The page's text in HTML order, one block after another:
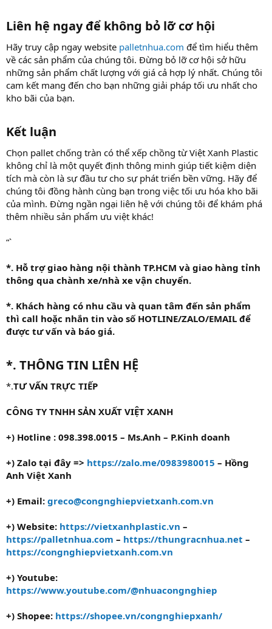
Liên hệ ngay để không bỏ lỡ cơ hội​
Hãy truy cập ngay website palletnhua.com để tìm hiểu thêm
về các sản phẩm của chúng tôi. Đừng bỏ lỡ cơ hội sở hữu
những sản phẩm chất lượng với giá cả hợp lý nhất. Chúng tôi
cam kết mang đến cho bạn những giải pháp tối ưu nhất cho
kho bãi của bạn.
Kết luận​
Chọn pallet chống tràn có thể xếp chồng từ Việt Xanh Plastic
không chỉ là một quyết định thông minh giúp tiết kiệm diện
tích mà còn là sự đầu tư cho sự phát triển bền vững. Hãy để
chúng tôi đồng hành cùng bạn trong việc tối ưu hóa kho bãi
của mình. Đừng ngần ngại liên hệ với chúng tôi để khám phá
thêm nhiều sản phẩm ưu việt khác!
“`
*. Hỗ trợ giao hàng nội thành TP.HCM và giao hàng tỉnh
thông qua chành xe/nhà xe vận chuyển.
*. Khách hàng có nhu cầu và quan tâm đến sản phẩm
thì call hoặc nhắn tin vào số HOTLINE/ZALO/EMAIL để
được tư vấn và báo giá.
*. THÔNG TIN LIÊN HỆ
*.TƯ VẤN TRỰC TIẾP
CÔNG TY TNHH SẢN XUẤT VIỆT XANH
+) Hotline : 098.398.0015 – Ms.Anh – P.Kinh doanh
+) Zalo tại đây => https://zalo.me/0983980015 – Hồng
Anh Việt Xanh
+) Email: greco@congnghiepvietxanh.com.vn
+) Website: https://vietxanhplastic.vn –
https://palletnhua.com – https://thungracnhua.net –
https://congnghiepvietxanh.com.vn
+) Youtube:
https://www.youtube.com/@nhuacongnghiep
+) Shopee: https://shopee.vn/congnghiepxanh/